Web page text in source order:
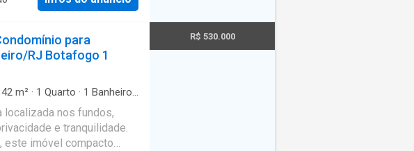
destacando a
A vista livre
e tranquilidade,
do entorno. Com
a residência recebe
começar o dia de forma
positiva. - Atual.04-
para
RJ Botafogo 1
42 m² · 1 Quarto · 1 Banheiro·
localizada nos fundos,
e tranquilidade.
este imóvel compacto
R$ 530.000